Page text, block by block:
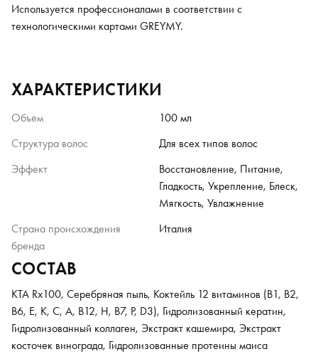
Используется профессионалами в соответствии с
технологическими картами GREYMY.
ХАРАКТЕРИСТИКИ
Объем
100 мл
Структура волос
Для всех типов волос
Эффект
Восстановление, Питание,
Гладкость, Укрепление, Блеск,
Мягкость, Увлажнение
Страна происхождения
бренда
Италия
СОСТАВ
KTA Rx100, Серебряная пыль, Коктейль 12 витаминов (B1, B2,
B6, E, K, C, A, B12, H, B7, P, D3), Гидролизованный кератин,
Гидролизованный коллаген, Экстракт кашемира, Экстракт
косточек винограда, Гидролизованные протеины маиса